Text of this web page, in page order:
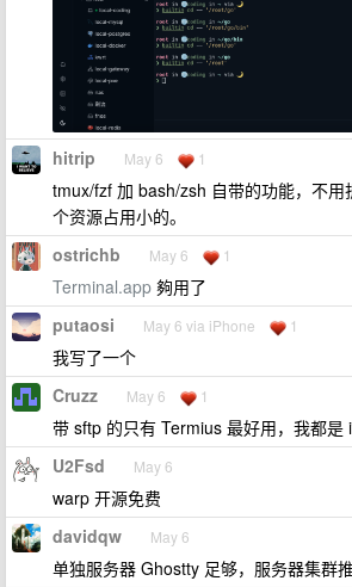
hitrip May 6 1
tmux/fzf 加 bash/zsh 自带的功能，不
个资源占用小的。
ostrichb May 6 1
Terminal.app 夠用了
putaosi May 6 via iPhone 1
我写了一个
Cruzz May 6 1
带 sftp 的只有 Termius 最好用，我都是
U2Fsd May 6
warp 开源免费
davidqw May 6
单独服务器 Ghostty 足够，服务器集群